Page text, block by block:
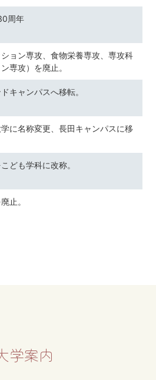
周年
ョン専攻、食物栄養専攻、専攻科
専攻）を廃止。
キャンパスへ移転。
に名称変更、長田キャンパスに移
ども学科に改称。
止。
学案内